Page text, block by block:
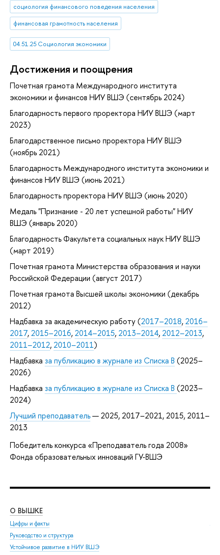
социология финансового поведения населения
финансовая грамотность населения
04.51.25 Социология экономики
Достижения и поощрения
Почетная грамота Международного института
экономики и финансов НИУ ВШЭ (сентябрь 2024)
Благодарность первого проректора НИУ ВШЭ (март
2023)
Благодарственное письмо проректора НИУ ВШЭ
(ноябрь 2021)
Благодарность Международного института экономики и
финансов НИУ ВШЭ (июнь 2021)
Благодарность проректора НИУ ВШЭ (июнь 2020)
Медаль "Признание - 20 лет успешной работы" НИУ
ВШЭ (январь 2020)
Благодарность Факультета социальных наук НИУ ВШЭ
(март 2019)
Почетная грамота Министерства образования и науки
Российской Федерации (август 2017)
Почетная грамота Высшей школы экономики (декабрь
2012)
Надбавка за академическую работу (2017–2018, 2016–
2017, 2015–2016, 2014–2015, 2013–2014, 2012–2013,
2011–2012, 2010–2011)
Надбавка за публикацию в журнале из Списка B (2025–
2026)
Надбавка за публикацию в журнале из Списка B (2023–
2024)
Лучший преподаватель— 2025, 2017–2021, 2015, 2011–
2013
Победитель конкурса «Преподаватель года 2008»
Фонда образовательных инноваций ГУ-ВШЭ
О ВЫШКЕ
Цифры и факты
Руководство и структура
Устойчивое развитие в НИУ ВШЭ